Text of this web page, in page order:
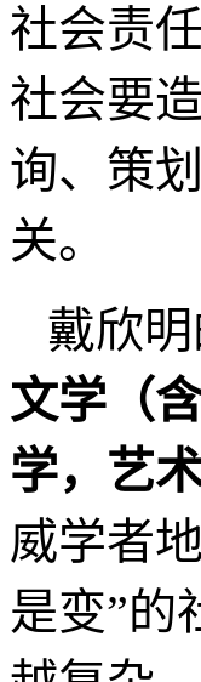
社会责
社会要
询、策
关。
戴欣
文学（
学，艺
威学者
是变”的